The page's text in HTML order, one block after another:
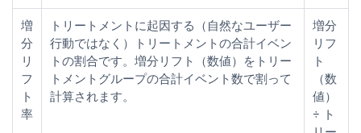
増
分
リ
フ
ト
率
トリートメントに起因する（自然なユーザー
行動ではなく）トリートメントの合計イベン
トの割合です。増分リフト（数値）をトリー
トメントグループの合計イベント数で割って
計算されます。
増分
リフ
ト
（数
値）
÷ ト